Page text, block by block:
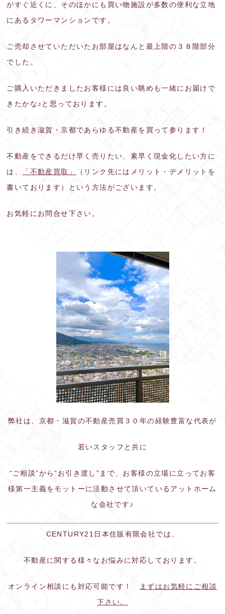
がすぐ近くに、そのほかにも買い物施設が多数の便利な立地
にあるタワーマンションです。
ご売却させていただいたお部屋はなんと最上階の３８階部分
でした。
ご購入いただきましたお客様には良い眺めも一緒にお届けで
きたかな♪と思っております。
引き続き滋賀・京都であらゆる不動産を買って参ります！
不動産をできるだけ早く売りたい、素早く現金化したい方に
は、
「不動産買取」
（リンク先にはメリット・デメリットを
書いております）という方法がございます。
お気軽にお問合せ下さい。
弊社は、京都・滋賀の不動産売買３０年の経験豊富な代表が
若いスタッフと共に
“ご相談”から“お引き渡し”まで、お客様の立場に立ってお客
様第一主義をモットーに活動させて頂いているアットホーム
な会社です♪
CENTURY21日本住販有限会社では、
不動産に関する様々なお悩みに対応しております。
オンライン相談にも対応可能です！
まずはお気軽にご相談
下さい。